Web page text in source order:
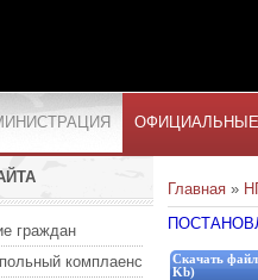
граждан
комплаенс
Главная »
Скачать
Kb)